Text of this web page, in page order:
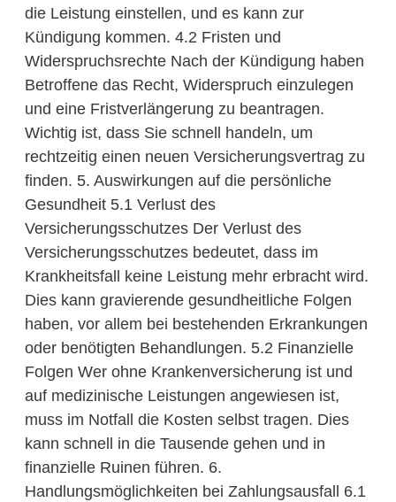
die Leistung einstellen, und es kann zur
Kündigung kommen. 4.2 Fristen und
Widerspruchsrechte Nach der Kündigung haben
Betroffene das Recht, Widerspruch einzulegen
und eine Fristverlängerung zu beantragen.
Wichtig ist, dass Sie schnell handeln, um
rechtzeitig einen neuen Versicherungsvertrag zu
finden. 5. Auswirkungen auf die persönliche
Gesundheit 5.1 Verlust des
Versicherungsschutzes Der Verlust des
Versicherungsschutzes bedeutet, dass im
Krankheitsfall keine Leistung mehr erbracht wird.
Dies kann gravierende gesundheitliche Folgen
haben, vor allem bei bestehenden Erkrankungen
oder benötigten Behandlungen. 5.2 Finanzielle
Folgen Wer ohne Krankenversicherung ist und
auf medizinische Leistungen angewiesen ist,
muss im Notfall die Kosten selbst tragen. Dies
kann schnell in die Tausende gehen und in
finanzielle Ruinen führen. 6.
Handlungsmöglichkeiten bei Zahlungsausfall 6.1